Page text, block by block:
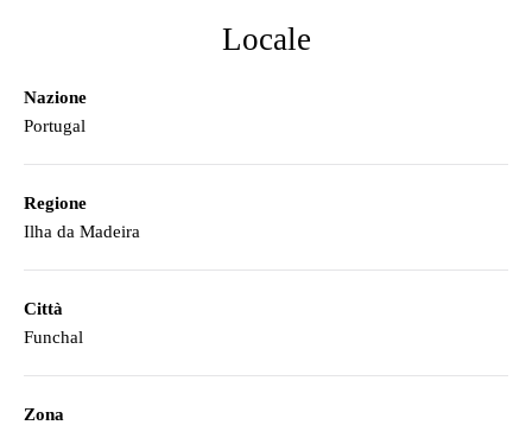
Locale
Nazione
Portugal
Regione
Ilha da Madeira
Città
Funchal
Zona